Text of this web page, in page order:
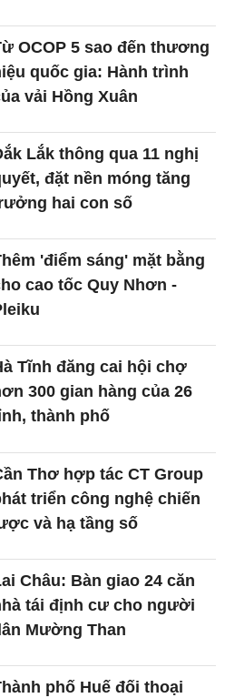
OCOP 5 sao đến thương
quốc gia: Hành trình
vải Hồng Xuân
Lắk thông qua 11 nghị
đặt nền móng tăng
hai con số
'điểm sáng' mặt bằng
cao tốc Quy Nhơn -
Tĩnh đăng cai hội chợ
300 gian hàng của 26
thành phố
Thơ hợp tác CT Group
triển công nghệ chiến
và hạ tầng số
Châu: Bàn giao 24 căn
tái định cư cho người
Mường Than
phố Huế đối thoại